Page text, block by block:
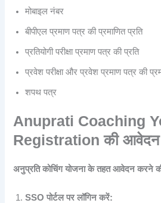
मोबाइल नंबर
बीपीएल प्रमाण पत्र की प्रमाणित प्रति
प्रतियोगी परीक्षा प्रमाण पत्र की प्रति
प्रवेश परीक्षा और प्रवेश प्रमाण पत्र की
शपथ पत्र
Anuprati Coaching
Registration की आवेदन
अनुप्रति कोचिंग योजना के तहत आवेदन करने
SSO पोर्टल पर लॉगिन करें: